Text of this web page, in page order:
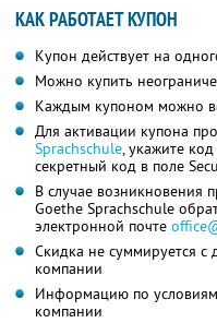
КАК РАБОТАЕТ КУПОН
Купон действует на
Можно купить
Каждым купоном можно
Для активации купона
Sprachschule, укажите
секретный код в поле
В случае возникновения
Goethe Sprachschule
электронной почте
Скидка не суммируется
компании
Информацию по
компании